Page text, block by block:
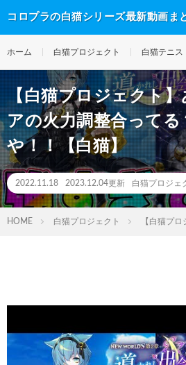
コロプラの白猫シリーズ最新動画ま
ホーム 白猫プロジェクト 白猫テニス
【白猫プロジェクト
アの火力調整合ってる
や！！【白猫】
2022.11.18 2023.12.04更新 白猫プロジェ
HOME 白猫プロジェクト 【白猫プ